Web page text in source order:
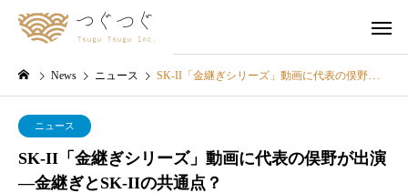
News ニュース SK-II「金継ぎシリーズ」動画に代表の俣野が出演—金継ぎとSK-IIの共通点？
ニュース
SK-II「金継ぎシリーズ」動画に代表の俣野が出演
—金継ぎとSK-IIの共通点？